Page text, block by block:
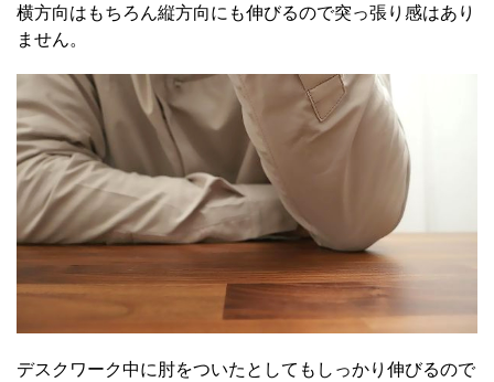
横方向はもちろん縦方向にも伸びるので突っ張り感はあり
ません。
デスクワーク中に肘をついたとしてもしっかり伸びるので